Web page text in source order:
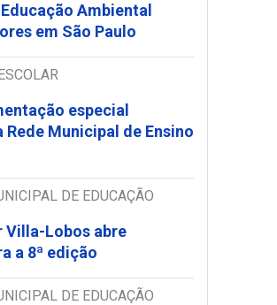
Ambiental
em São Paulo
especial
Rede Municipal de Ensino
DE EDUCAÇÃO
Villa-Lobos abre
a 8ª edição
DE EDUCAÇÃO